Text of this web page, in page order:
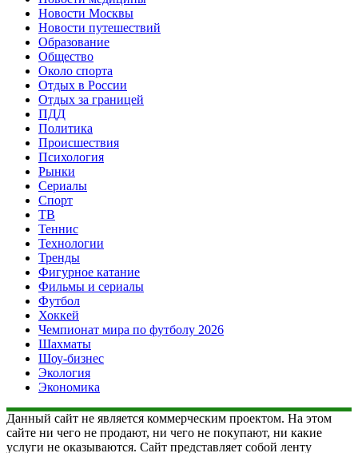
Новости Москвы
Новости путешествий
Образование
Общество
Около спорта
Отдых в России
Отдых за границей
ПДД
Политика
Происшествия
Психология
Рынки
Сериалы
Спорт
ТВ
Теннис
Технологии
Тренды
Фигурное катание
Фильмы и сериалы
Футбол
Хоккей
Чемпионат мира по футболу 2026
Шахматы
Шоу-бизнес
Экология
Экономика
Данный сайт не является коммерческим проектом. На этом
сайте ни чего не продают, ни чего не покупают, ни какие
услуги не оказываются. Сайт представляет собой ленту